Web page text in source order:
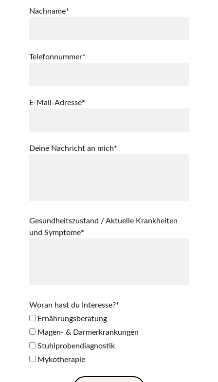
Nachname*
Telefonnummer*
E-Mail-Adresse*
Deine Nachricht an mich*
Gesundheitszustand / Aktuelle Krankheiten
und Symptome*
Woran hast du Interesse?*
Ernährungsberatung
Magen- & Darmerkrankungen
Stuhlprobendiagnostik
Mykotherapie